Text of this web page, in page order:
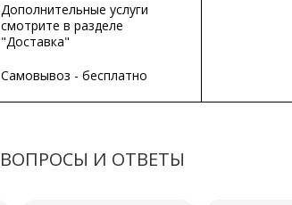
Дополнительные услуги
смотрите в разделе
"Доставка"
Самовывоз - бесплатно
ВОПРОСЫ И ОТВЕТЫ